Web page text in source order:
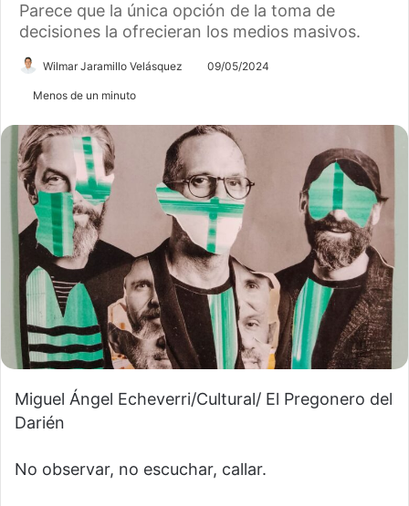
Parece que la única opción de la toma de
decisiones la ofrecieran los medios masivos.
Wilmar Jaramillo Velásquez 09/05/2024
Menos de un minuto
Miguel Ángel Echeverri/Cultural/ El Pregonero del
Darién
No observar, no escuchar, callar.